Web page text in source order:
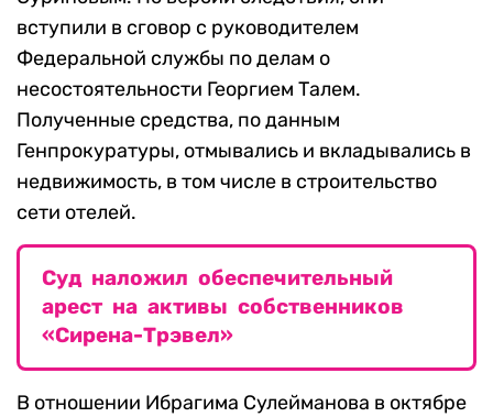
вступили в сговор с руководителем
Федеральной службы по делам о
несостоятельности Георгием Талем.
Полученные средства, по данным
Генпрокуратуры, отмывались и вкладывались в
недвижимость, в том числе в строительство
сети отелей.
Суд наложил обеспечительный
арест на активы собственников
«Сирена-Трэвел»
В отношении Ибрагима Сулейманова в октябре